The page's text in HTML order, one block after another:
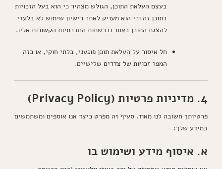
בעצם העלאת התוכן, הגולש מצהיר כי הוא בעל הזכויות
בתוכן זה וכי הוא מעניק לאתר רישיון שימוש לא בלעדי
להצגת התוכן באתר וברשתות החברתיות הקשורות אליו.
חל איסור על העלאת תוכן פוגעני, בלתי חוקי, או כזה
המפר זכויות של צדדים שלישיים.
4. מדיניות פרטיות (Privacy Policy)
פרטיותך חשובה לנו מאוד. סעיף זה מפרט כיצד אנו אוספים ומשתמשים
במידע שלך:
א. איסוף מידע ושימוש בו